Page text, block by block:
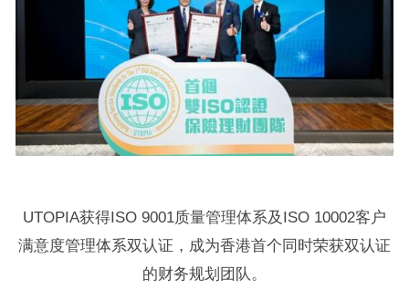
UTOPIA获得ISO 9001质量管理体系及ISO 10002客户
满意度管理体系双认证，成为香港首个同时荣获双认证
的财务规划团队。